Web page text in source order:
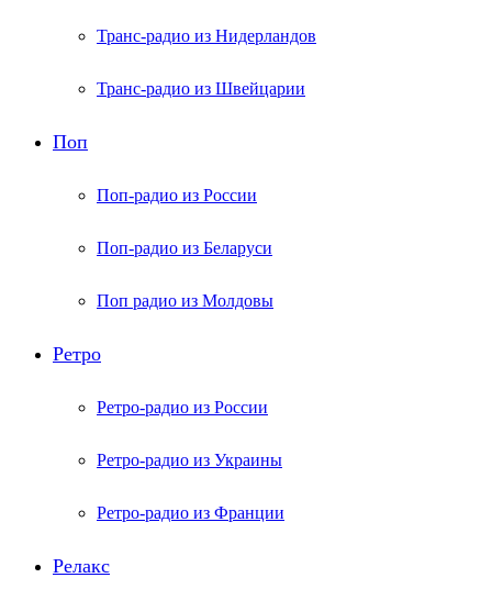
Транс-радио из Нидерландов
Транс-радио из Швейцарии
Поп
Поп-радио из России
Поп-радио из Беларуси
Поп радио из Молдовы
Ретро
Ретро-радио из России
Ретро-радио из Украины
Ретро-радио из Франции
Релакс